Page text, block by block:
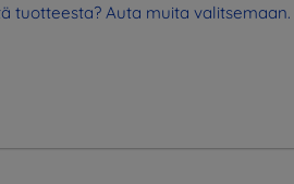
tuotteesta? Auta muita valitsemaan.